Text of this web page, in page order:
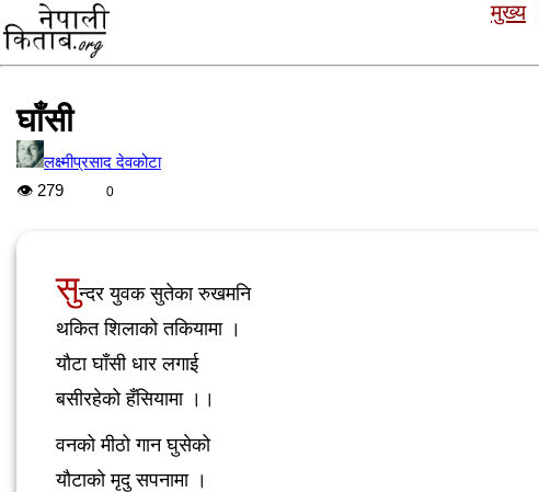
मुख्य
घाँसी
लक्ष्मीप्रसाद देवकोटा
👁 279 0
सुन्दर युवक सुतेका रुखमनि
थकित शिलाको तकियामा ।
यौटा घाँसी धार लगाई
बसीरहेको हँसियामा ।।
वनको मीठो गान घुसेको
यौटाको मृदु सपनामा ।